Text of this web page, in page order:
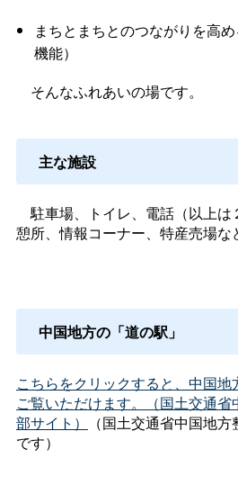
まちとまちとのつながりを高
機能）
そんなふれあいの場です。
主な施設
駐車場、トイレ、電話（以上は
憩所、情報コーナー、特産売場な
中国地方の「道の駅」
こちらをクリックすると、中国
ご覧いただけます。（国土交通
部サイト）
（国土交通省中国地
です）